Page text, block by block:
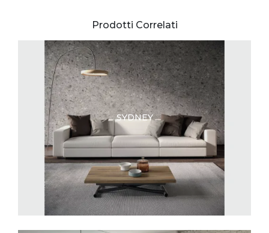
Prodotti Correlati
SYDNEY